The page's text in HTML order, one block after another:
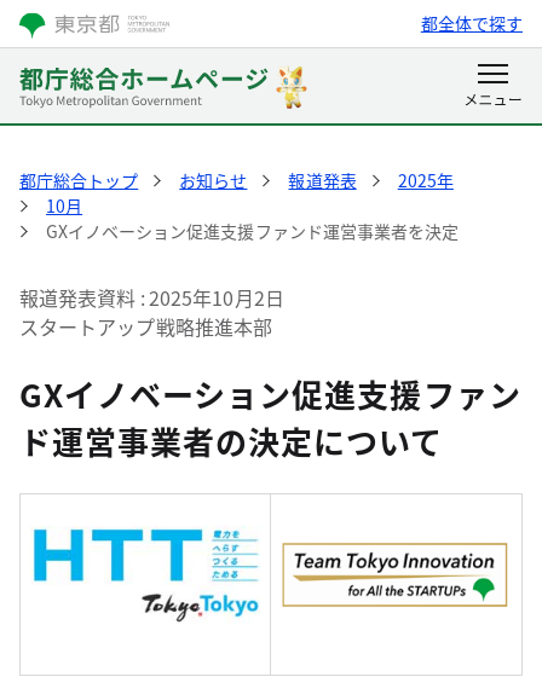
都全体で探す
都庁総合トップ お知らせ 報道発表
2025年
10月
GXイノベーション促進支援ファンド運営事業者を決定
報道発表資料 2025年10月2日
スタートアップ戦略推進本部
GXイノベーション促進支援ファン
ド運営事業者の決定について